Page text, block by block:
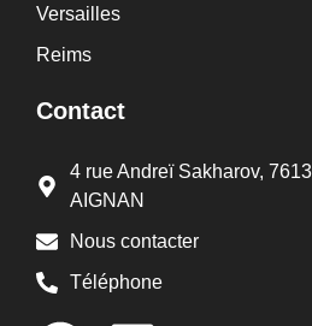
Versailles
Reims
Contact
4 rue Andreï Sakharov,
AIGNAN
Nous contacter
Téléphone